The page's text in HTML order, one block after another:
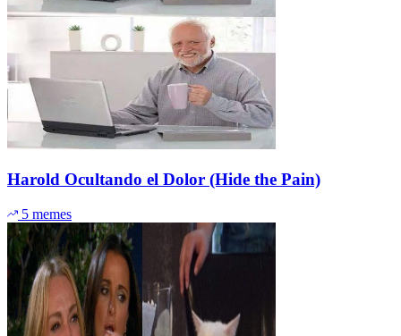
Harold Ocultando el Dolor (Hide the Pain)
5 memes